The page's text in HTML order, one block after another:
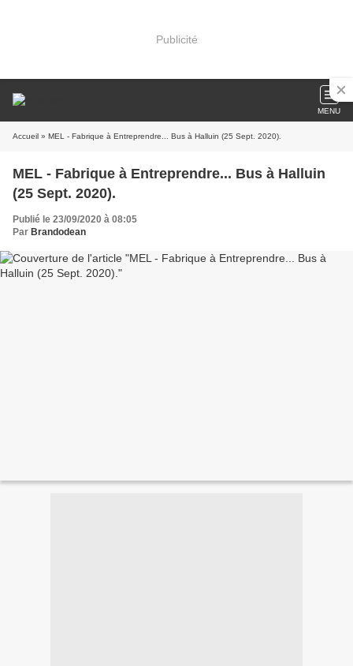
Publicité
MENU
Accueil » MEL - Fabrique à Entreprendre... Bus à Halluin (25 Sept. 2020).
MEL - Fabrique à Entreprendre... Bus à Halluin
(25 Sept. 2020).
Publié le 23/09/2020 à 08:05
Par Brandodean